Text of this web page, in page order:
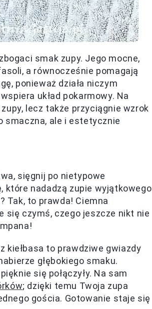
smak zupy. Jego mocne,
a równocześnie pomagają
ponieważ działa niczym
układ pokarmowy. Na
lecz także przyciągnie wzrok
smaczna, ale i estetycznie
sięgnij po nietypowe
które nadadzą zupie wyjątkowego
Tak, to prawda! Ciemna
się czymś, czego jeszcze nikt nie
kiełbasa to prawdziwe gwiazdy
głębokiego smaku.
się połączyły. Na sam
; dzięki temu Twoja zupa
gościa. Gotowanie staje się